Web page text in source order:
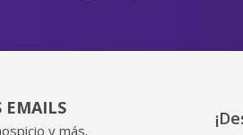
EMAILS
y más.